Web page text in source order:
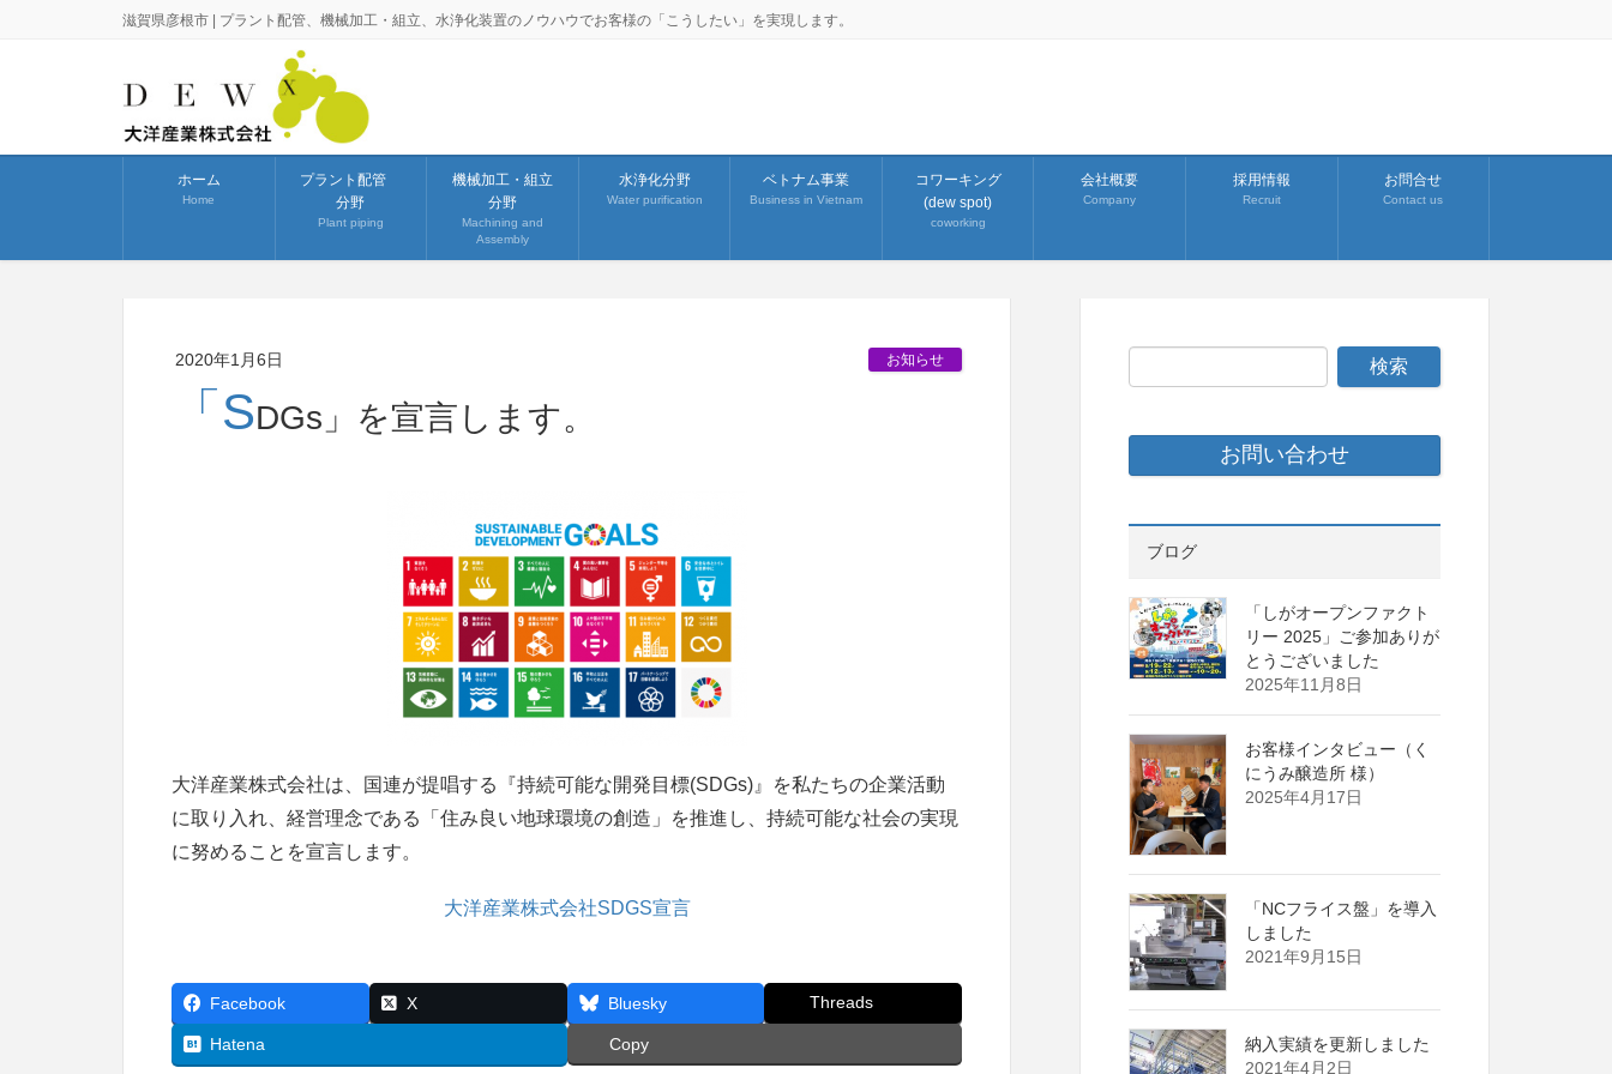
滋賀県彦根市 | プラント配管、機械加工・組立、水浄化装置のノウハウでお客様の「こうしたい」を実現します。
ホーム
Home
プラント配管
分野
Plant piping
機械加工・組立
分野
Machining and
Assembly
水浄化分野
Water purification
ベトナム事業
Business in Vietnam
コワーキング
(dew spot)
coworking
会社概要
Company
採用情報
Recruit
お問合せ
Contact us
2020年1月6日 お知らせ
「SDGs」を宣言します。
大洋産業株式会社は、国連が提唱する『持続可能な開発目標(SDGs)』を私たちの企業活動
に取り入れ、経営理念である「住み良い地球環境の創造」を推進し、持続可能な社会の実現
に努めることを宣言します。
大洋産業株式会社SDGS宣言
Facebook X Bluesky Threads
Hatena Copy
お問い合わせ
ブログ
「しがオープンファクト
リー 2025」ご参加ありが
とうございました
2025年11月8日
お客様インタビュー（く
にうみ醸造所 様）
2025年4月17日
「NCフライス盤」を導入
しました
2021年9月15日
納入実績を更新しました
2021年4月2日